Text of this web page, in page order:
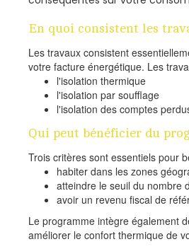
En quoi consistent les
Les travaux consistent
votre facture énergétique. Les
l'isolation thermique
l'isolation par soufflage
l'isolation des comptes
Qui peut bénéficier du
Trois critères sont essentiels pour
habiter dans les zones
atteindre le seuil du nombre
avoir un revenu fiscal de
Le programme intègre également
améliorer le confort thermique de